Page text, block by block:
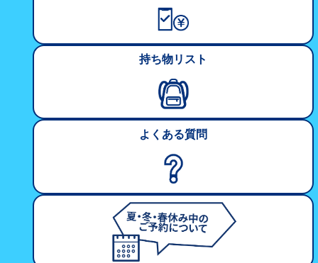
持ち物リスト
よくある質問